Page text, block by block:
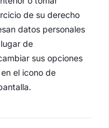
de su derecho
datos personales
de
sus opciones
el icono de